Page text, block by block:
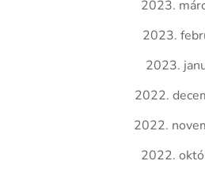
2023.
2023.
2023.
2022.
2022.
2022.